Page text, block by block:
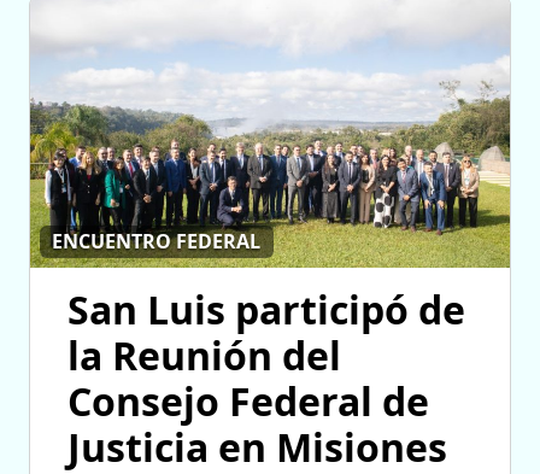
ENCUENTRO FEDERAL
San Luis participó de
la Reunión del
Consejo Federal de
Justicia en Misiones